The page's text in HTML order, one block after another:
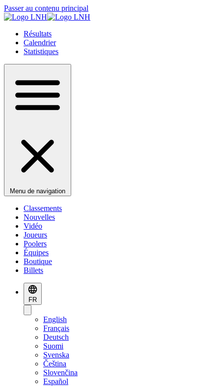
Passer au contenu principal
Résultats
Calendrier
Statistiques
Menu de navigation
Classements
Nouvelles
Vidéo
Joueurs
Poolers
Équipes
Boutique
Billets
FR
English
Français
Deutsch
Suomi
Svenska
Čeština
Slovenčina
Español